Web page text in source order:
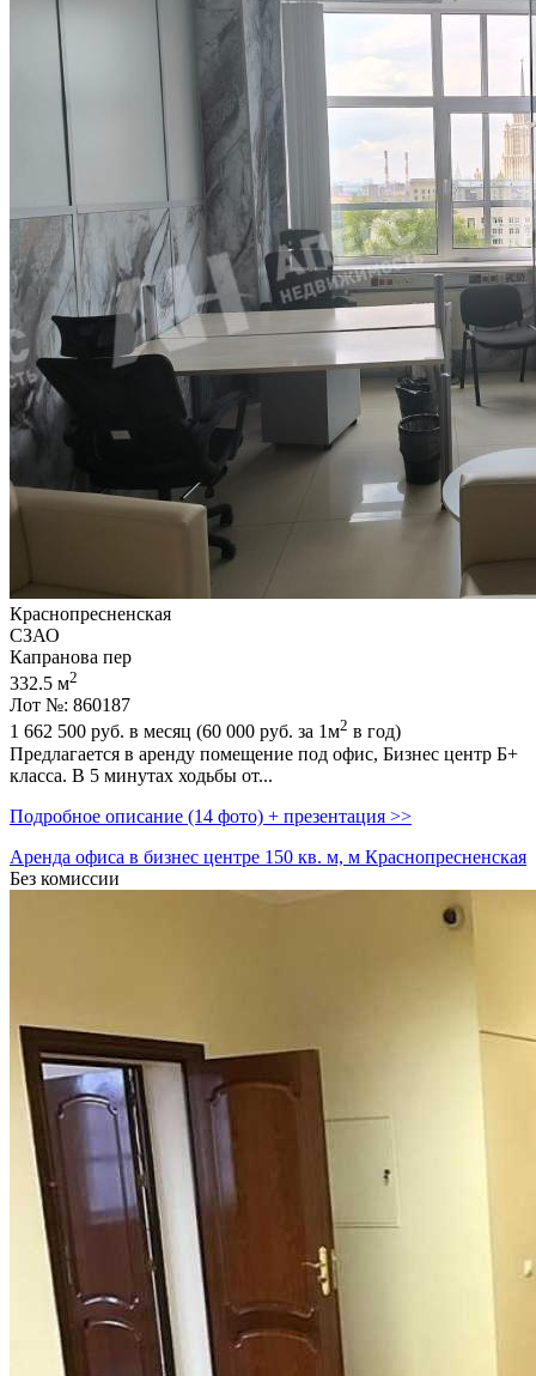
Краснопресненская
СЗАО
Капранова пер
332.5 м2
Лот №: 860187
1 662 500 руб. в месяц (60 000 руб. за 1м2 в год)
Предлагается в аренду помещение под офис,­ Бизнес центр Б+
класса. В 5 минутах ходьбы от...
Подробное описание (14 фото) + презентация >>
Аренда офиса в бизнес центре 150 кв. м, м Краснопресненская
Без комиссии